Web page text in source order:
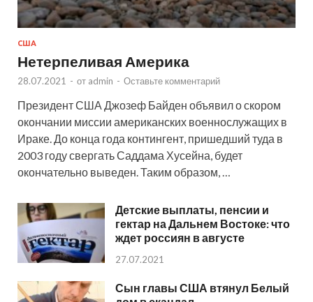
США
Нетерпеливая Америка
28.07.2021 - от admin - Оставьте комментарий
Президент США Джозеф Байден объявил о скором
окончании миссии американских военнослужащих в
Ираке. До конца года контингент, пришедший туда в
2003 году свергать Саддама Хусейна, будет
окончательно выведен. Таким образом, …
Детские выплаты, пенсии и
гектар на Дальнем Востоке: что
ждет россиян в августе
27.07.2021
Сын главы США втянул Белый